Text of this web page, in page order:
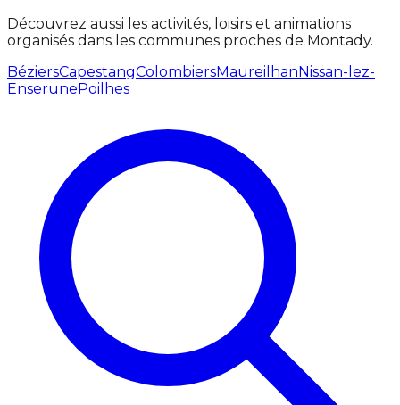
Découvrez aussi les activités, loisirs et animations
organisés dans les communes proches de Montady.
BéziersCapestangColombiersMaureilhanNissan-lez-
EnserunePoilhes